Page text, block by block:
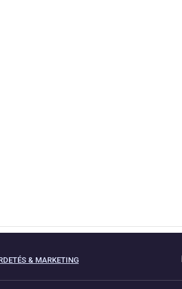
& MARKETING